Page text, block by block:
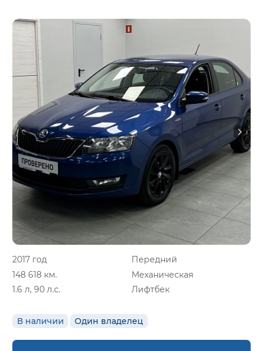
2017 год
Передний
148 618 км.
Механическая
1.6 л, 90 л.с.
Лифтбек
В наличии Один владелец